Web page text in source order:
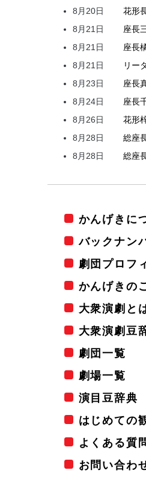
8月20日
花形
8月21日
座長
8月21日
座長
8月21日
リー
8月23日
座長
8月24日
座長
8月26日
花形
8月28日
総座
8月28日
総座
かんげきに
バックナン
劇団プロフ
かんげきの
大衆演劇と
大衆演劇豆
劇団一覧
劇場一覧
演目豆辞典
はじめての
よくある質
お問い合わ